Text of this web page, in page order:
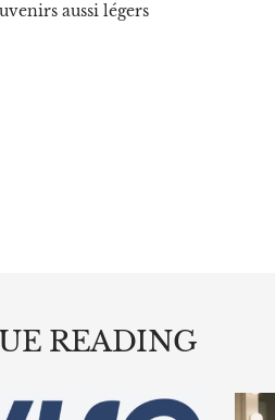
aussi légers
READING